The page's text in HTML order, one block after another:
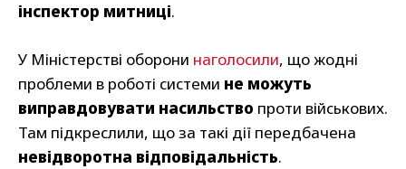
інспектор митниці.
У Міністерстві оборони наголосили, що жодні
проблеми в роботі системи не можуть
виправдовувати насильство проти військових.
Там підкреслили, що за такі дії передбачена
невідворотна відповідальність.